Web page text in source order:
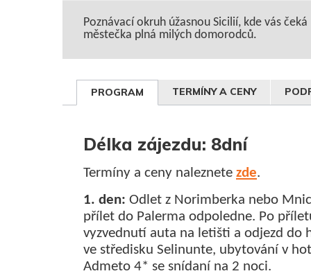
Poznávací okruh úžasnou Sicilií, kde vás
městečka plná milých domorodců.
PROGRAM TERMÍNY A CENY
Délka zájezdu: 8dní
Termíny a ceny naleznete zde.
1. den: Odlet z Norimberka nebo
přílet do Palerma odpoledne. Po
vyzvednutí auta na letišti a odjezd do
ve středisku Selinunte, ubytování v
Admeto 4* se snídaní na 2 noci.